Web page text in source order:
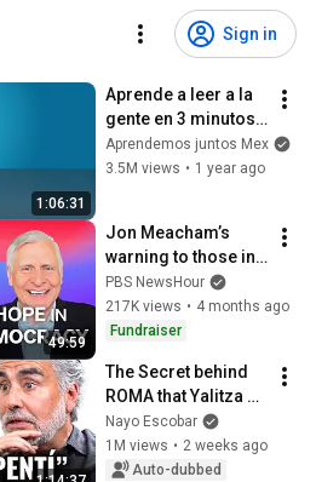
Sign in
1:06:31
Aprende a leer a la
gente en 3 minutos |
Bárbara Tijerina,
experta en
Aprendemos juntos Mex
3.5M views • 1 year ago
49:59
Jon Meacham’s
warning to those in
power
PBS NewsHour
217K views • 4 months ago
Fundraiser
The Secret behind
ROMA that Yalitza
Aparicio never
dared to tell - With
Nayo Escobar
Nayo Escobar
1M views • 2 weeks ago
Auto-dubbed